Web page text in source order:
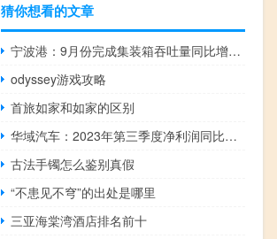
猜你想看的文章
宁波港：9月份完成集装箱吞吐量同比增长18.9%
odyssey游戏攻略
首旅如家和如家的区别
华域汽车：2023年第三季度净利润同比下降19.51%
古法手镯怎么鉴别真假
“不患见不穹”的出处是哪里
三亚海棠湾酒店排名前十